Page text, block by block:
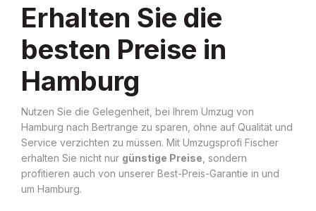
Erhalten Sie die
besten Preise in
Hamburg
Nutzen Sie die Gelegenheit, bei Ihrem Umzug von
Hamburg nach Bertrange zu sparen, ohne auf Qualität und
Service verzichten zu müssen. Mit Umzugsprofi Fischer
erhalten Sie nicht nur günstige Preise , sondern
profitieren auch von unserer Best-Preis-Garantie in und
um Hamburg.